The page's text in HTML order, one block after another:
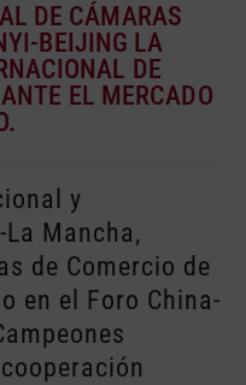
DE CÁMARAS
BEIJING LA
DE
EL MERCADO
y
Mancha,
de Comercio de
en el Foro China-